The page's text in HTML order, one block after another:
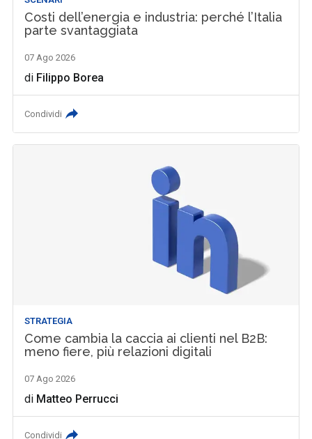
Costi dell’energia e industria: perché l’Italia
parte svantaggiata
07 Ago 2026
di Filippo Borea
Condividi
STRATEGIA
Come cambia la caccia ai clienti nel B2B:
meno fiere, più relazioni digitali
07 Ago 2026
di Matteo Perrucci
Condividi